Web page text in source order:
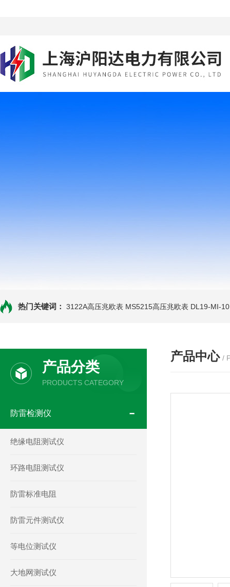
热门关键词： 3122A高压兆欧表 MS5215高压兆欧表 DL19-MI-
产品分类
PRODUCTS CATEGORY
防雷检测仪
绝缘电阻测试仪
环路电阻测试仪
防雷标准电阻
防雷元件测试仪
等电位测试仪
大地网测试仪
产品中心 /